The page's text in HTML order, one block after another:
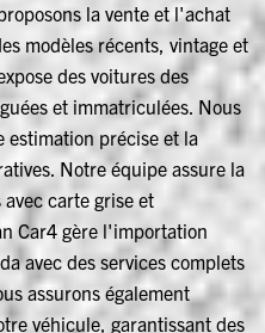
la vente et l'achat
modèles récents, vintage et
des voitures des
et immatriculées. Nous
estimation précise et la
Notre équipe assure la
carte grise et
Car4 gère l'importation
avec des services complets
assurons également
véhicule, garantissant des